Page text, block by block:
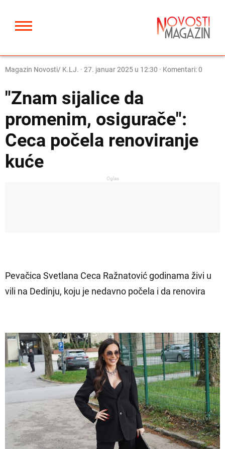
Magazin Novosti/ K.LJ. · 27. januar 2025 u 12:30 · Komentari: 0
"Znam sijalice da
promenim, osigurače":
Ceca počela renoviranje
kuće
Oglas
Pevačica Svetlana Ceca Ražnatović godinama živi u
vili na Dedinju, koju je nedavno počela i da renovira